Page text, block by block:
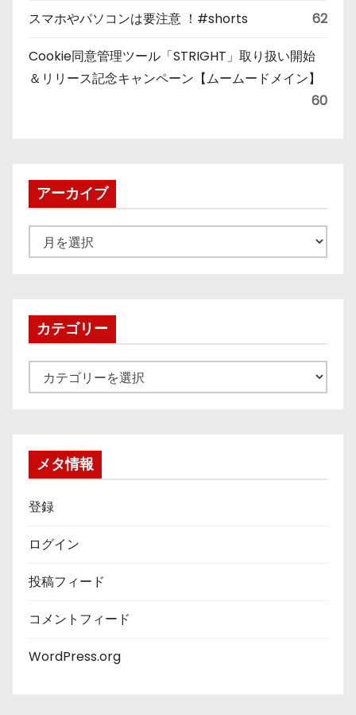
スマホやパソコンは要注意 ！#shorts 62
Cookie同意管理ツール「STRIGHT」取り扱い開始
＆リリース記念キャンペーン【ムームードメイン】
60
アーカイブ
ー
ブカテゴリー
テ
メタ情報
登録
ログイン
投稿フィード
コメントフィード
WordPress.org